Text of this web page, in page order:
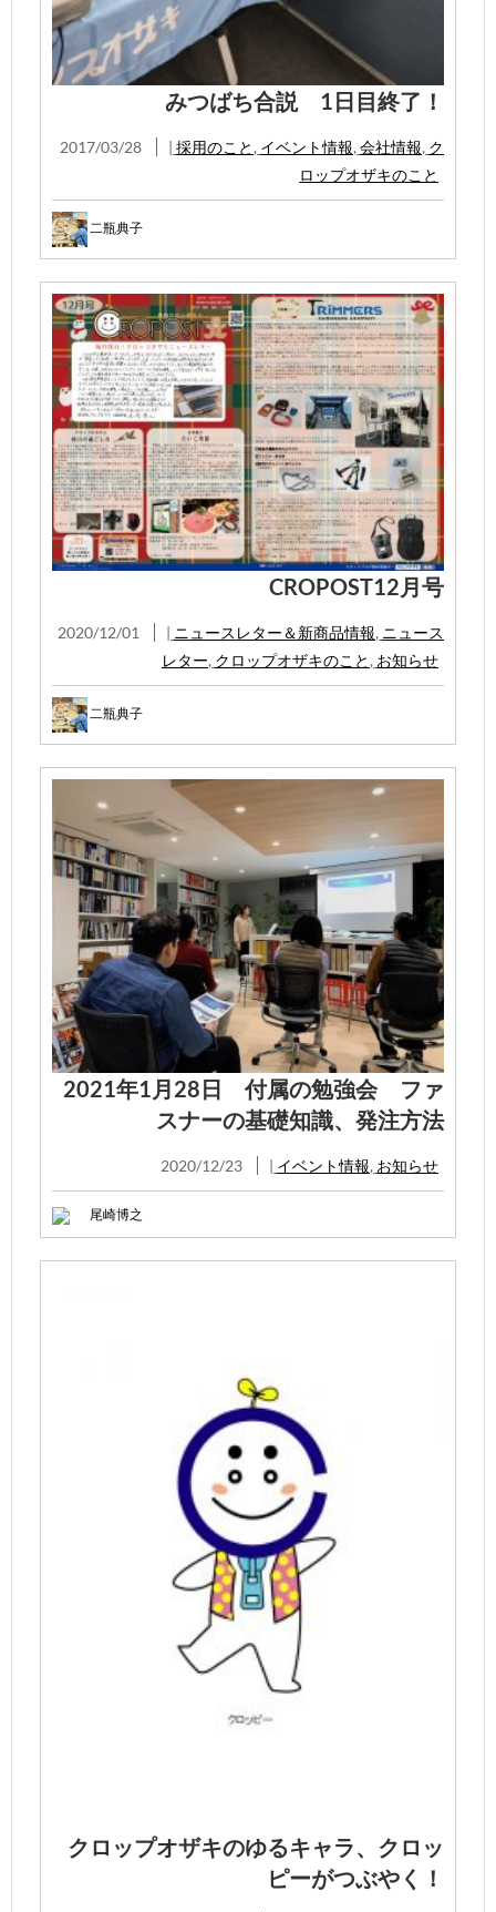
みつばち合説 1日目終了！
2017/03/28 | 採用のこと , イベント情報, 会社情報, ク
ロップオザキのこと
二瓶典子
CROPOST12月号
2020/12/01 | ニュースレター＆新商品情報, ニュース
レター, クロップオザキのこと , お知らせ
二瓶典子
2021年1月28日 付属の勉強会 ファ
スナーの基礎知識、発注方法
2020/12/23 | イベント情報, お知らせ
尾崎博之
クロップオザキのゆるキャラ、クロッ
ピーがつぶやく！